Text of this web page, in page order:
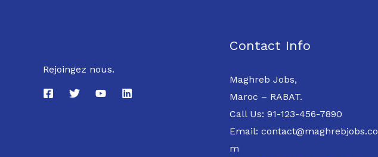
Rejoingez nous.
Contact Info
Maghreb Jobs,
Maroc – RABAT.
Call Us: 91-123-456-7890
Email: contact@maghrebjobs.co
m